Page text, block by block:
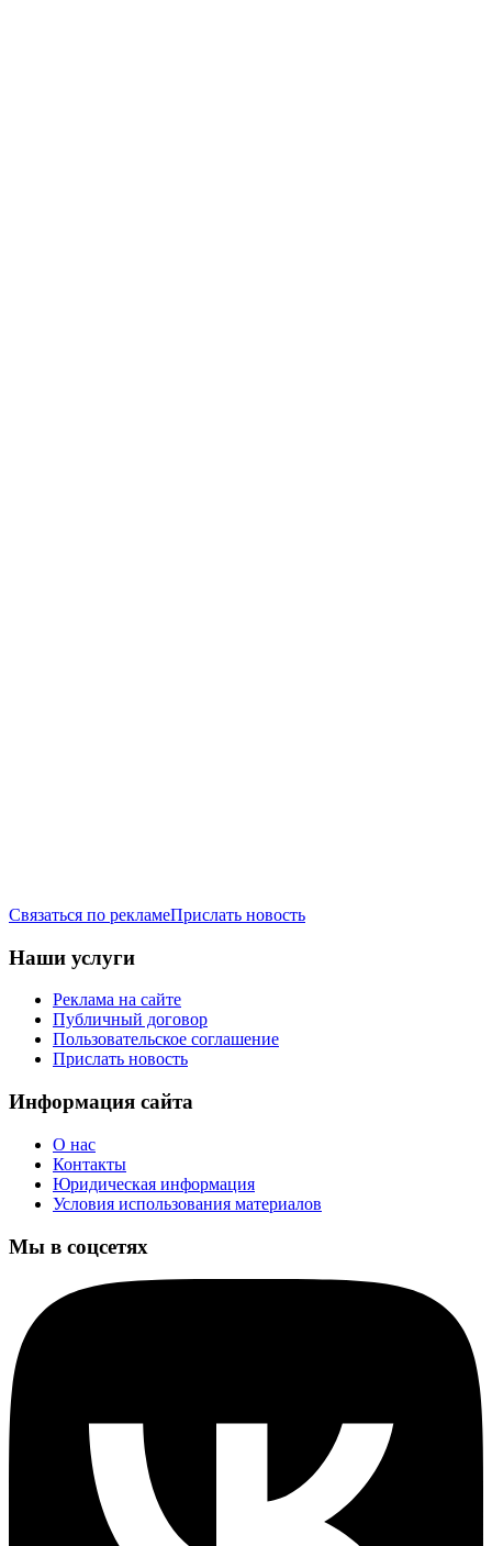
Связаться по рекламеПрислать новость
Наши услуги
Реклама на сайте
Публичный договор
Пользовательское соглашение
Прислать новость
Информация сайта
О нас
Контакты
Юридическая информация
Условия использования материалов
Мы в соцсетях